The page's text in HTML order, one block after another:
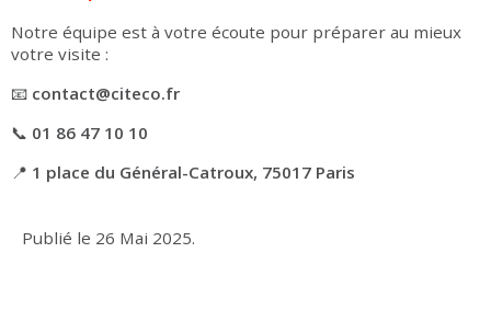
Notre équipe est à votre écoute pour préparer au mieux
votre visite :
📧 contact@citeco.fr
📞 01 86 47 10 10
📍 1 place du Général-Catroux, 75017 Paris
Publié le 26 Mai 2025.